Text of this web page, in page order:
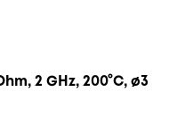
2 GHz, 200°C, ø3